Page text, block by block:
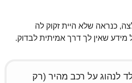
כנראה שלא היית זקוק לה
שאין לך דרך אמיתית לבדוק.
לנהוג על רכב מהיר (רק